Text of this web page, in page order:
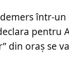
într-
pentru
din oraș se